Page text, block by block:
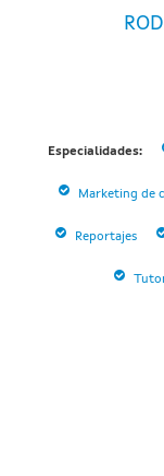
Especialidades:
Marketing de
Reportajes